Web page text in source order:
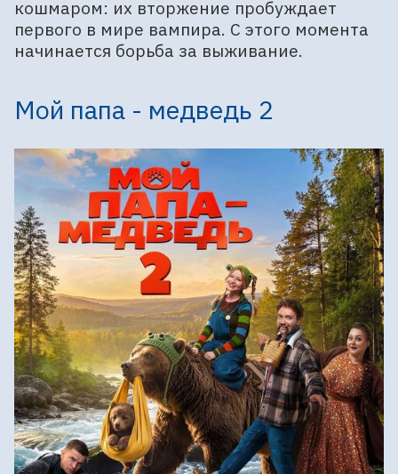
кошмаром: их вторжение пробуждает
первого в мире вампира. С этого момента
начинается борьба за выживание.
Мой папа - медведь 2